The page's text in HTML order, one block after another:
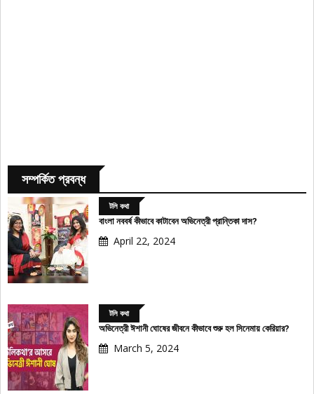
সম্পর্কিত প্রবন্ধ
টলি কথা
বাংলা নববর্ষ কীভাবে কাটাবেন অভিনেত্রী প্রান্তিকা দাস?
April 22, 2024
টলি কথা
অভিনেত্রী ঈশানী ঘোষের জীবনে কীভাবে শুরু হল সিনেমায় কেরিয়ার?
March 5, 2024